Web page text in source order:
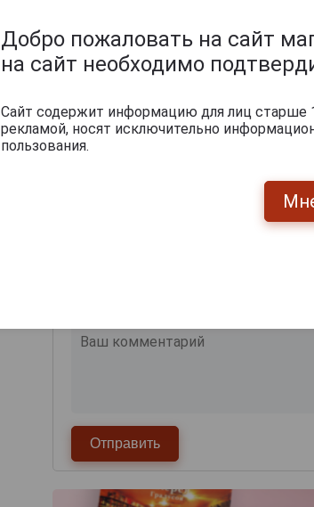
Оцените и напишите отзыв:
Добро пожаловать на сайт
на сайт необходимо
Сайт содержит информацию для лиц старше
рекламой, носят исключительно
пользования.